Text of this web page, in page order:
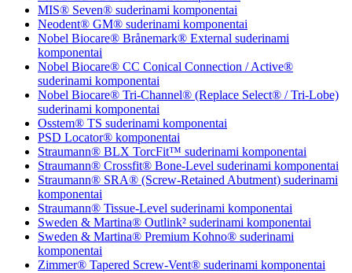
MIS® Seven® suderinami komponentai
Neodent® GM® suderinami komponentai
Nobel Biocare® Brånemark® External suderinami
komponentai
Nobel Biocare® CC Conical Connection / Active®
suderinami komponentai
Nobel Biocare® Tri-Channel® (Replace Select® / Tri-Lobe)
suderinami komponentai
Osstem® TS suderinami komponentai
PSD Locator® komponentai
Straumann® BLX TorcFit™ suderinami komponentai
Straumann® Crossfit® Bone-Level suderinami komponentai
Straumann® SRA® (Screw-Retained Abutment) suderinami
komponentai
Straumann® Tissue-Level suderinami komponentai
Sweden & Martina® Outlink² suderinami komponentai
Sweden & Martina® Premium Kohno® suderinami
komponentai
Zimmer® Tapered Screw-Vent® suderinami komponentai